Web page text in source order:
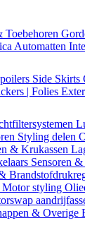
Toebehoren
Automatten
Side Skirts
| Folies
Styling delen
& Krukassen
Sensoren
Motor styling
& Overige